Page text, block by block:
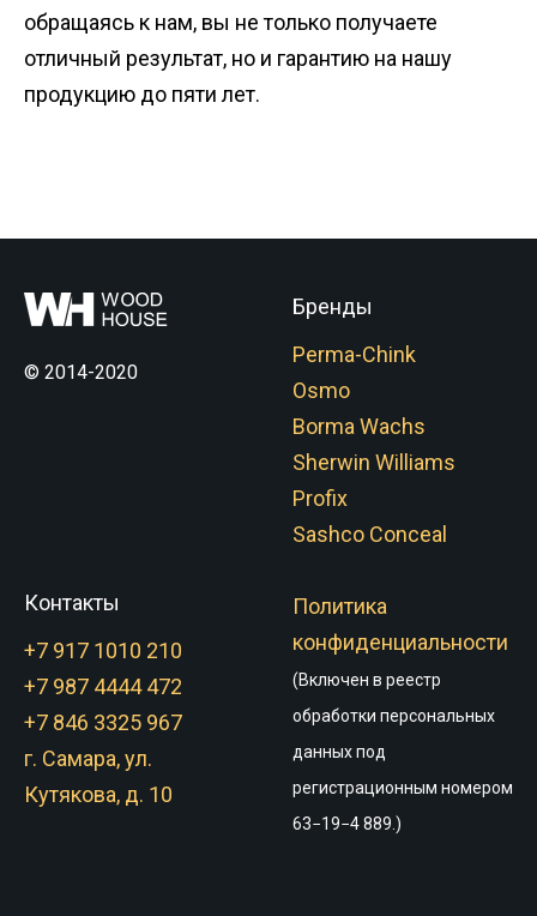
обращаясь к нам, вы не только получаете
отличный результат, но и гарантию на нашу
продукцию до пяти лет.
© 2014-2020
Бренды
Perma-Chink
Osmo
Borma Wachs
Sherwin Williams
Profix
Sashco Conceal
Контакты
+7 917 1010 210
+7 987 4444 472
+7 846 3325 967
г. Самара, ул.
Кутякова, д. 10
Политика
конфиденциальности
(Включен в реестр
обработки персональных
данных под
регистрационным номером
63−19−4 889.)